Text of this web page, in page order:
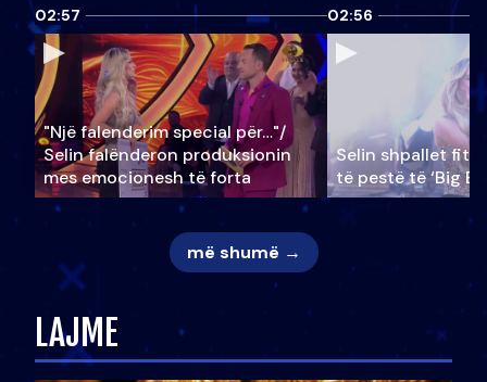
02:57
"Një falenderim special për…"/
Selin falënderon produksionin
mes emocionesh të forta
02:56
Selin shpallet
të pestë të ‘Big
më shumë →
LAJME